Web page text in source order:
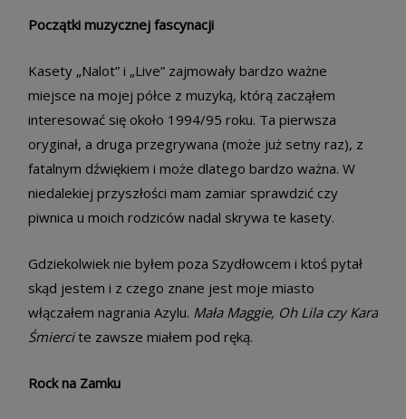
Początki muzycznej fascynacji
Kasety „Nalot” i „Live” zajmowały bardzo ważne
miejsce na mojej półce z muzyką, którą zacząłem
interesować się około 1994/95 roku. Ta pierwsza
oryginał, a druga przegrywana (może już setny raz), z
fatalnym dźwiękiem i może dlatego bardzo ważna. W
niedalekiej przyszłości mam zamiar sprawdzić czy
piwnica u moich rodziców nadal skrywa te kasety.
Gdziekolwiek nie byłem poza Szydłowcem i ktoś pytał
skąd jestem i z czego znane jest moje miasto
włączałem nagrania Azylu. Mała Maggie, Oh Lila czy Kara
Śmiercite zawsze miałem pod ręką.
Rock na Zamku